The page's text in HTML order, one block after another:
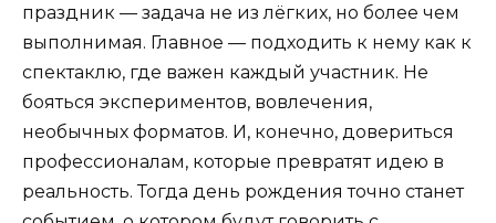
праздник — задача не из лёгких, но более чем
выполнимая. Главное — подходить к нему как к
спектаклю, где важен каждый участник. Не
бояться экспериментов, вовлечения,
необычных форматов. И, конечно, довериться
профессионалам, которые превратят идею в
реальность. Тогда день рождения точно станет